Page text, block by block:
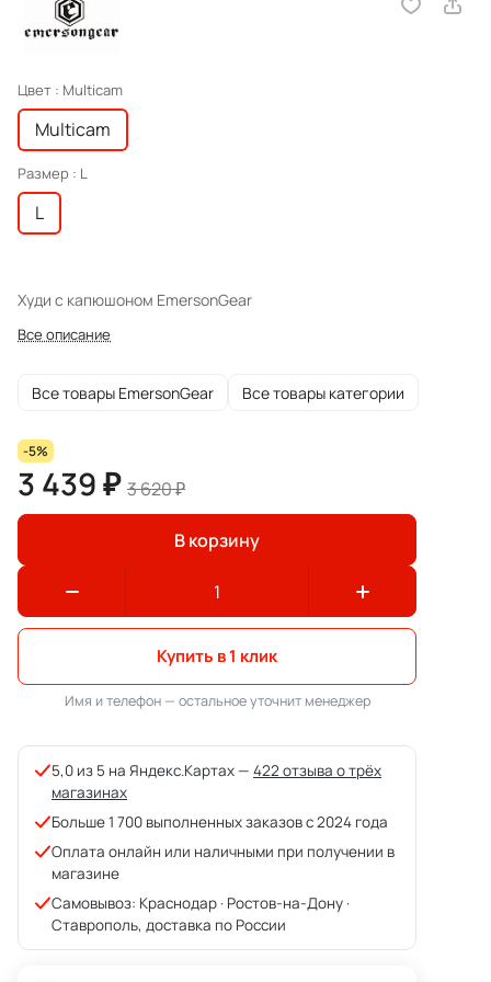
Цвет : Multicam
Multicam
Размер : L
L
Худи с капюшоном EmersonGear
Все описание
Все товары EmersonGear Все товары категории
-5%
3 439 ₽ 3 620 ₽
В корзину
Купить в 1 клик
Имя и телефон — остальное уточнит менеджер
5,0 из 5 на Яндекс.Картах — 422 отзыва о трёх
магазинах
Больше 1 700 выполненных заказов с 2024 года
Оплата онлайн или наличными при получении в
магазине
Самовывоз: Краснодар · Ростов-на-Дону ·
Ставрополь, доставка по России